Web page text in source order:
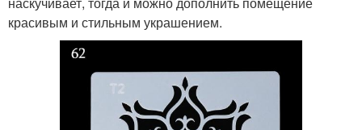
красивым и стильным украшением.